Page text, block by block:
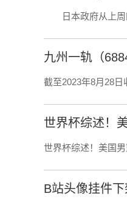
日本政府从上周
九州一轨（
截至2023年8月28日
世界杯综述！
世界杯综述！美国
B站头像挂件下